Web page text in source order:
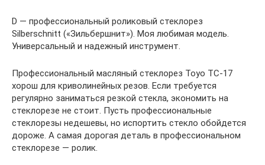
D — профессиональный роликовый стеклорез
Silberschnitt («Зильбершнит»). Моя любимая модель.
Универсальный и надежный инструмент.
Профессиональный масляный стеклорез Тоуо ТС-17
хорош для криволинейных резов. Если требуется
регулярно заниматься резкой стекла, экономить на
стеклорезе не стоит. Пусть профессиональные
стеклорезы недешевы, но испортить стекло обойдется
дороже. А самая дорогая деталь в профессиональном
стеклорезе — ролик.